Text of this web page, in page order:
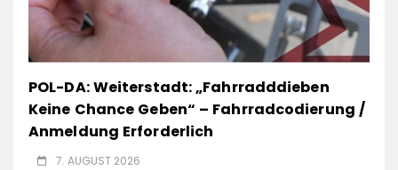
POL-DA: Weiterstadt: „Fahrradddieben
Keine Chance Geben“ – Fahrradcodierung /
Anmeldung Erforderlich
7. AUGUST 2026